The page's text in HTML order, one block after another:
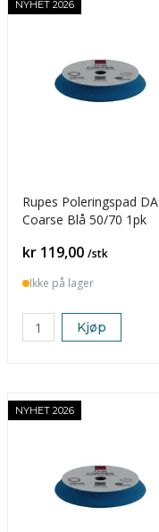
NYHET 2026
Rupes Poleringspad DA
Coarse Blå 50/70 1pk
Pris
kr 119,00 /stk
Ikke på lager
Kjøp
NYHET 2026